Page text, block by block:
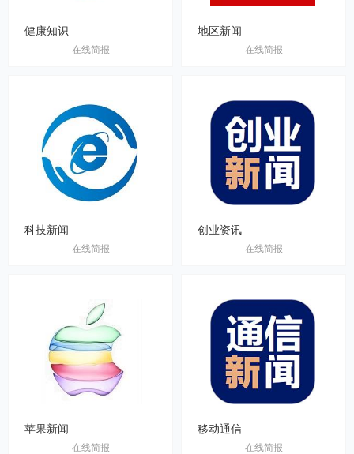
健康知识
在线简报
地区新闻
在线简报
科技新闻
在线简报
创业资讯
在线简报
苹果新闻
在线简报
移动通信
在线简报